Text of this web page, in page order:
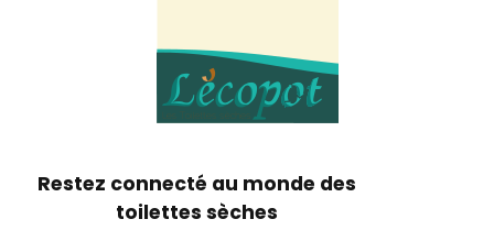
Restez connecté au monde des
toilettes sèches